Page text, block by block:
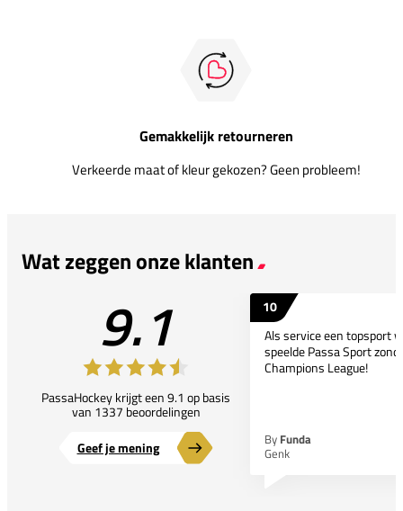
Gemakkelijk retourneren
Verkeerde maat of kleur gekozen? Geen probleem!
Wat zeggen onze klanten
9.1
PassaHockey krijgt een 9.1 op basis
van 1337 beoordelingen
Geef je mening
10
Als service een topsport
speelde Passa Sport
Champions League!
By Funda
Genk